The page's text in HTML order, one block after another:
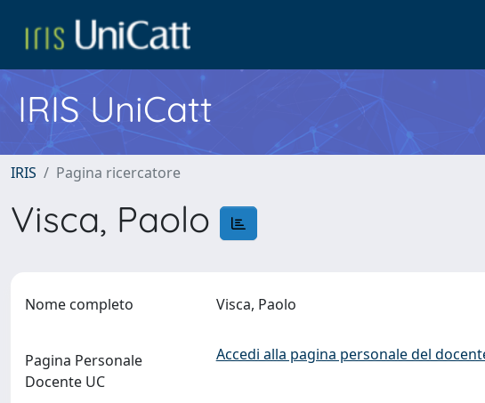
IRIS UniCatt
IRIS Pagina ricercatore
Visca, Paolo
Nome completo Visca, Paolo
Pagina Personale
Docente UC
Accedi alla pagina personale del